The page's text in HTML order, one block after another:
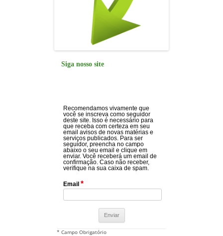
Siga nosso site
Recomendamos vivamente que
você se inscreva como seguidor
deste site. Isso é necessário para
que receba com certeza em seu
email avisos de novas matérias e
serviços publicados. Para ser
seguidor, preencha no campo
abaixo o seu email e clique em
enviar. Você receberá um email de
confirmação. Caso não receber,
verifique na sua caixa de spam.
Email *
* Campo Obrigatório